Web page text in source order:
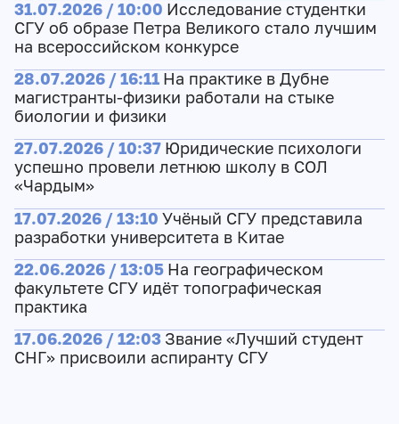
31.07.2026 / 10:00 Исследование студентки
СГУ об образе Петра Великого стало лучшим
на всероссийском конкурсе
28.07.2026 / 16:11 На практике в Дубне
магистранты-физики работали на стыке
биологии и физики
27.07.2026 / 10:37 Юридические психологи
успешно провели летнюю школу в СОЛ
«Чардым»
17.07.2026 / 13:10 Учёный СГУ представила
разработки университета в Китае
22.06.2026 / 13:05 На географическом
факультете СГУ идёт топографическая
практика
17.06.2026 / 12:03 Звание «Лучший студент
СНГ» присвоили аспиранту СГУ